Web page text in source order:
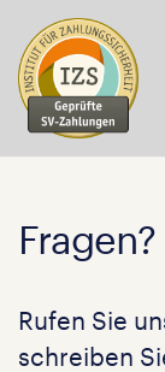
Fragen?
Rufen Sie
schreiben